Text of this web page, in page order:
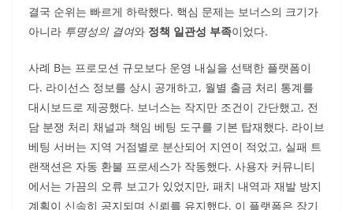
결국 순위는 빠르게 하락했다. 핵심 문제는 보너스의 크기가
아니라 투명성의 결여와 정책 일관성 부족이었다.
사례 B는 프로모션 규모보다 운영 내실을 선택한 플랫폼이
다. 라이선스 정보를 상시 공개하고, 월별 출금 처리 통계를
대시보드로 제공했다. 보너스는 작지만 조건이 간단했고, 전
담 분쟁 처리 채널과 책임 베팅 도구를 기본 탑재했다. 라이브
베팅 서버는 지역 거점별로 분산되어 지연이 적었고, 실패 트
랜잭션은 자동 환불 프로세스가 작동했다. 사용자 커뮤니티
에서는 가끔의 오류 보고가 있었지만, 패치 내역과 재발 방지
계획이 신속히 공지되며 신뢰를 유지했다. 이 플랫폼은 장기